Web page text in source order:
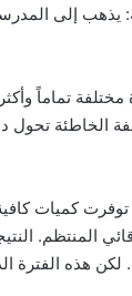
إلى
تماماً
الخاطئة تحول
كميات
المنتظم.
لكن هذه الفترة